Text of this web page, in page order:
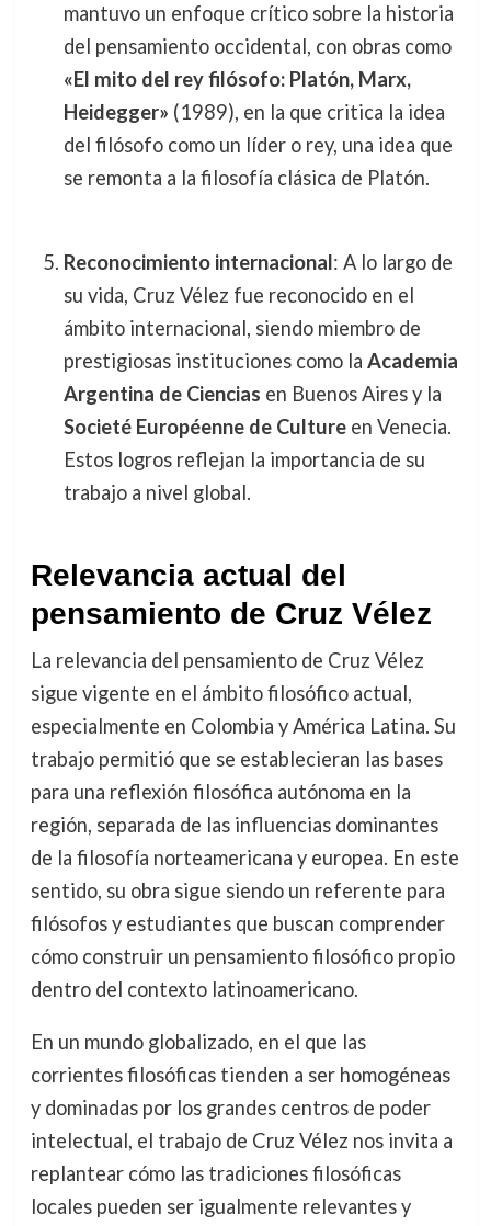
mantuvo un enfoque crítico sobre la historia
del pensamiento occidental, con obras como
«El mito del rey filósofo: Platón, Marx,
Heidegger» (1989), en la que critica la idea
del filósofo como un líder o rey, una idea que
se remonta a la filosofía clásica de Platón.
Reconocimiento internacional: A lo largo de
su vida, Cruz Vélez fue reconocido en el
ámbito internacional, siendo miembro de
prestigiosas instituciones como la Academia
Argentina de Ciencias en Buenos Aires y la
Societé Européenne de Cultureen Venecia.
Estos logros reflejan la importancia de su
trabajo a nivel global.
Relevancia actual del
pensamiento de Cruz Vélez
La relevancia del pensamiento de Cruz Vélez
sigue vigente en el ámbito filosófico actual,
especialmente en Colombia y América Latina. Su
trabajo permitió que se establecieran las bases
para una reflexión filosófica autónoma en la
región, separada de las influencias dominantes
de la filosofía norteamericana y europea. En este
sentido, su obra sigue siendo un referente para
filósofos y estudiantes que buscan comprender
cómo construir un pensamiento filosófico propio
dentro del contexto latinoamericano.
En un mundo globalizado, en el que las
corrientes filosóficas tienden a ser homogéneas
y dominadas por los grandes centros de poder
intelectual, el trabajo de Cruz Vélez nos invita a
replantear cómo las tradiciones filosóficas
locales pueden ser igualmente relevantes y